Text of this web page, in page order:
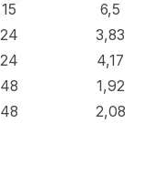
15 6,5
24 3,83
24 4,17
48 1,92
48 2,08